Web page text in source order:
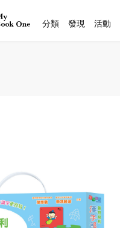
分類 發現 活動